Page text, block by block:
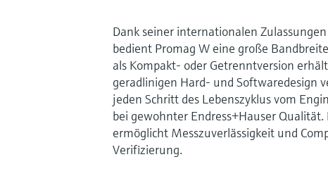
Dank seiner internationalen
bedient Promag W eine große
als Kompakt- oder Getrenntversion
geradlinigen Hard- und Softwaredesign
jeden Schritt des Lebenszyklus vom
bei gewohnter Endress+Hauser
ermöglicht Messzuverlässigkeit und
Verifizierung.